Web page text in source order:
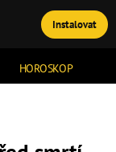
HOROSKOP
TÉMATA
Instalovat